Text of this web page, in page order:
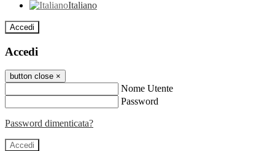
Italiano
Accedi
Accedi
button close ×
Nome Utente
Password
Password dimenticata?